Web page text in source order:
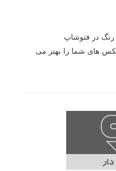
های شما را بهتر می